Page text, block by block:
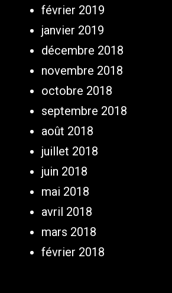
février 2019
janvier 2019
décembre 2018
novembre 2018
octobre 2018
septembre 2018
août 2018
juillet 2018
juin 2018
mai 2018
avril 2018
mars 2018
février 2018